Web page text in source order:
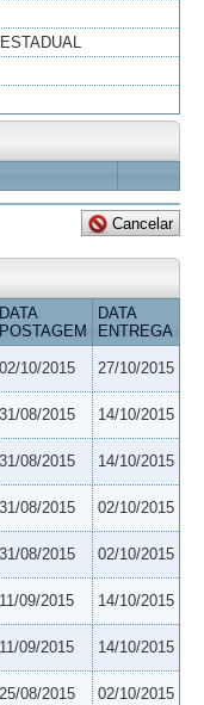
DATA
POSTAGEM
DATA
ENTREGA
02/10/2015 27/10/2015
31/08/2015 14/10/2015
31/08/2015 14/10/2015
31/08/2015 02/10/2015
31/08/2015 02/10/2015
11/09/2015 14/10/2015
11/09/2015 14/10/2015
25/08/2015 02/10/2015